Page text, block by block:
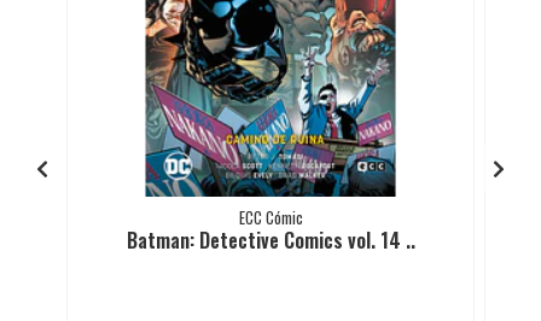
ECC Cómic
Batman: Detective Comics vol. 14 ..